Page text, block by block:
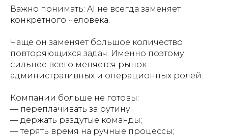
Важно понимать: AI не всегда заменяет
конкретного человека.
Чаще он заменяет большое количество
повторяющихся задач. Именно поэтому
сильнее всего меняется рынок
административных и операционных ролей.
Компании больше не готовы:
— переплачивать за рутину;
— держать раздутые команды;
— терять время на ручные процессы;